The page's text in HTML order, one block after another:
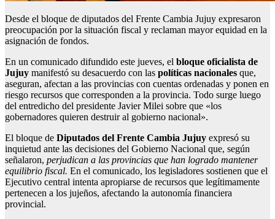
Desde el bloque de diputados del Frente Cambia Jujuy expresaron
preocupación por la situación fiscal y reclaman mayor equidad en la
asignación de fondos.
En un comunicado difundido este jueves, el bloque oficialista de
Jujuy manifestó su desacuerdo con las políticas nacionales que,
aseguran, afectan a las provincias con cuentas ordenadas y ponen en
riesgo recursos que corresponden a la provincia. Todo surge luego
del entredicho del presidente Javier Milei sobre que «los
gobernadores quieren destruir al gobierno nacional».
El bloque de Diputados del Frente Cambia Jujuy expresó su
inquietud ante las decisiones del Gobierno Nacional que, según
señalaron, perjudican a las provincias que han logrado mantener
equilibrio fiscal. En el comunicado, los legisladores sostienen que el
Ejecutivo central intenta apropiarse de recursos que legítimamente
pertenecen a los jujeños, afectando la autonomía financiera
provincial.